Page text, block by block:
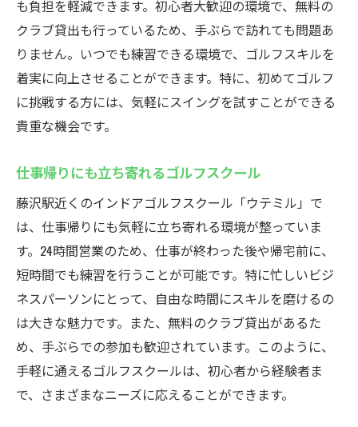
も負担を軽減できます。初心者大歓迎の環境で、無料の
クラブ貸出も行っているため、手ぶらで訪れても問題あ
りません。いつでも練習できる環境で、ゴルフスキルを
着実に向上させることができます。特に、初めてゴルフ
に挑戦する方には、気軽にスイングを試すことができる
貴重な機会です。
仕事帰りにも立ち寄れるゴルフスクール
藤沢駅近くのインドアゴルフスクール「ウテミル」で
は、仕事帰りにも気軽に立ち寄れる環境が整っていま
す。24時間営業のため、仕事が終わった後や帰宅前に、
短時間でも練習を行うことが可能です。特に忙しいビジ
ネスパーソンにとって、自由な時間にスキルを磨けるの
は大きな魅力です。また、無料のクラブ貸出があるた
め、手ぶらでの参加も歓迎されています。このように、
手軽に通えるゴルフスクールは、初心者から経験者ま
で、さまざまなニーズに応えることができます。